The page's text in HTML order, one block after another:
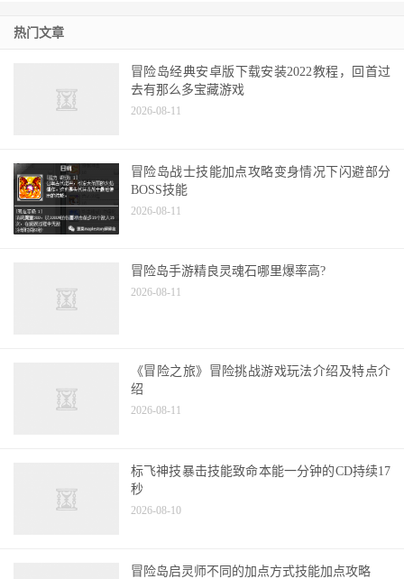
热门文章
冒险岛经典安卓版下载安装2022教程，回首过
去有那么多宝藏游戏
2026-08-11
冒险岛战士技能加点攻略变身情况下闪避部分
BOSS技能
2026-08-11
冒险岛手游精良灵魂石哪里爆率高?
2026-08-11
《冒险之旅》冒险挑战游戏玩法介绍及特点介
绍
2026-08-11
标飞神技暴击技能致命本能一分钟的CD持续17
秒
2026-08-10
冒险岛启灵师不同的加点方式技能加点攻略